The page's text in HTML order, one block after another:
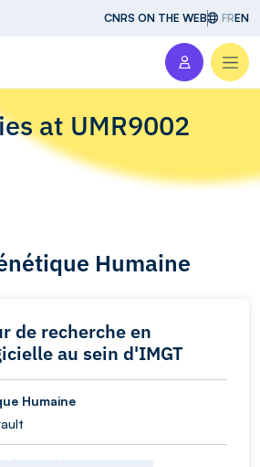
CNRS ON THE WEB FREN
at UMR9002
Humaine
de recherche en
au sein d'IMGT
Humaine